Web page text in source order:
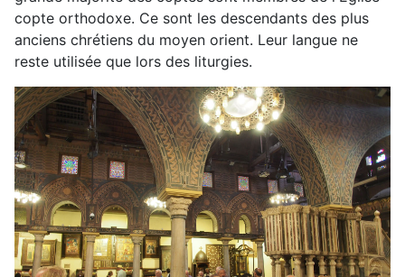
copte orthodoxe. Ce sont les descendants des plus
anciens chrétiens du moyen orient. Leur langue ne
reste utilisée que lors des liturgies.